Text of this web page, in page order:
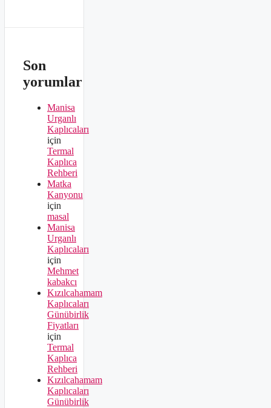
Son
yorumlar
Manisa
Urganlı
Kaplıcaları
için
Termal
Kaplıca
Rehberi
Matka
Kanyonu
için
masal
Manisa
Urganlı
Kaplıcaları
için
Mehmet
kabakcı
Kızılcahamam
Kaplıcaları
Günübirlik
Fiyatları
için
Termal
Kaplıca
Rehberi
Kızılcahamam
Kaplıcaları
Günübirlik